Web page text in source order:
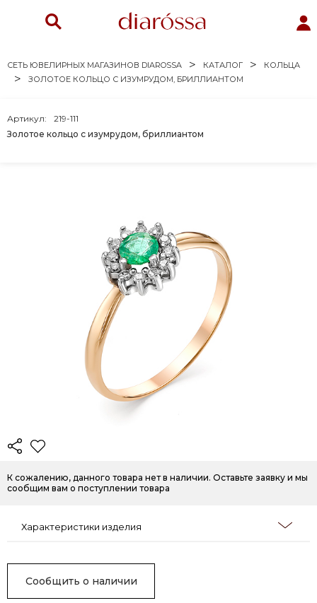
СЕТЬ ЮВЕЛИРНЫХ МАГАЗИНОВ DIAROSSA КАТАЛОГ
КОЛЬЦА
ЗОЛОТОЕ КОЛЬЦО С ИЗУМРУДОМ, БРИЛЛИАНТОМ
Золотое кольцо с изумрудом, бриллиантом
Артикул: 219-111
К сожалению, данного товара нет в наличии. Оставьте заявку и мы
сообщим вам о поступлении товара
Характеристики изделия
Сообщить о наличии